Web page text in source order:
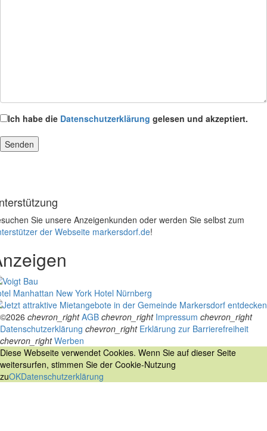
Ich habe die Datenschutzerklärung gelesen und akzeptiert.
Sie unsere Anzeigenkunden oder werden Sie selbst zum
der Webseite markersdorf.de!
Manhattan New York Hotel Nürnberg
©2026 chevron_right AGB chevron_right Impressum chevron_right
Datenschutzerklärung chevron_right Erklärung zur Barrierefreiheit
chevron_right Werben
Diese Webseite verwendet Cookies. Wenn Sie auf dieser Seite
weitersurfen, stimmen Sie der Cookie-Nutzung
zuOKDatenschutzerklärung